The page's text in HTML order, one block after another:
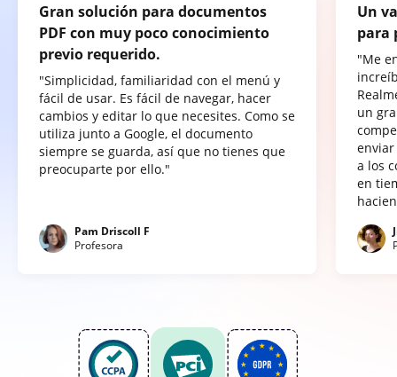
Gran solución para documentos
PDF con muy poco conocimiento
previo requerido.
"Simplicidad, familiaridad con el menú y
fácil de usar. Es fácil de navegar, hacer
cambios y editar lo que necesites. Como se
utiliza junto a Google, el documento
siempre se guarda, así que no tienes que
preocuparte por ello."
Pam Driscoll F
Profesora
Un
para
"Me
un
a los
en